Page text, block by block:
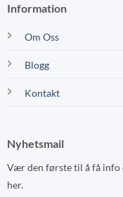
Information
Om Oss
Blogg
Kontakt
Nyhetsmail
Vær den første til å få info
her.